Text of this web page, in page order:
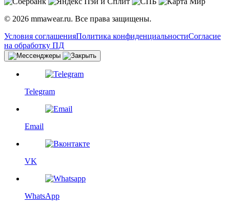
© 2026 mmawear.ru. Все права защищены.
Условия соглашенияПолитика конфиденциальностиСогласие
на обработку ПД
Telegram
Email
VK
WhatsApp